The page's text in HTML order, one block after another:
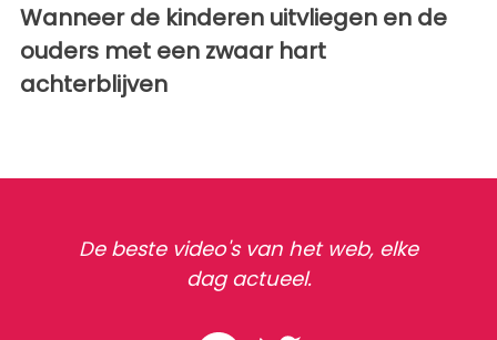
Wanneer de kinderen uitvliegen en de
ouders met een zwaar hart
achterblijven
De beste video's van het web, elke
dag actueel.